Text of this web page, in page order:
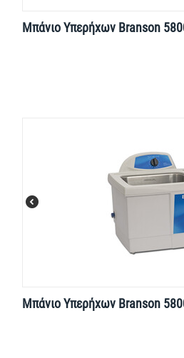
Μπάνιο Υπερήχων Branson
Μπάνιο Υπερήχων Branson